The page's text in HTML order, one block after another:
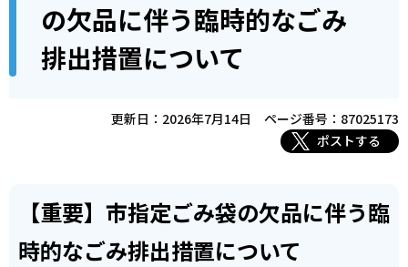
す
ら
の欠品に伴う臨時的なごみ
排出措置について
更新日：2026年7月14日
ページ番号：87025173
ポストする
【重要】市指定ごみ袋の欠品に伴う臨
時的なごみ排出措置について